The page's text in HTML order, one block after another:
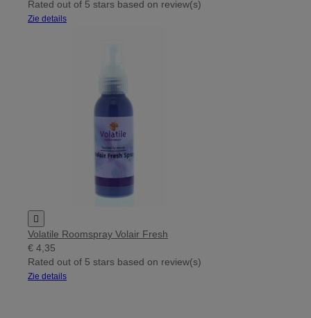
Rated out of 5 stars based on review(s)
Zie details

Volatile Roomspray Volair Fresh
€ 4,35
Rated out of 5 stars based on review(s)
Zie details